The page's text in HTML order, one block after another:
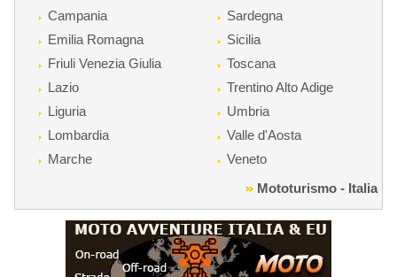
Campania
Emilia Romagna
Friuli Venezia Giulia
Lazio
Liguria
Lombardia
Marche
Sardegna
Sicilia
Toscana
Trentino Alto Adige
Umbria
Valle d'Aosta
Veneto
Mototurismo - Italia